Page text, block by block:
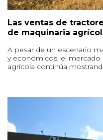
Las ventas de
de maquinaria
A pesar de un escenario
y económicos, el mercado
agrícola continúa